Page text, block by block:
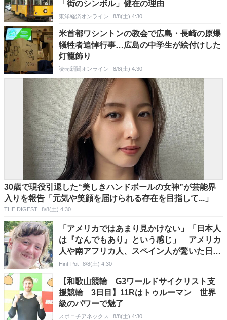
「街のシンボル」健在の理由
東洋経済オンライン 8/8(土) 4:30
米首都ワシントンの教会で広島・長崎の原爆
犠牲者追悼行事…広島の中学生が絵付けした
灯籠飾り
読売新聞オンライン 8/8(土) 4:30
30歳で現役引退した“美しきハンドボールの女神”が芸能界
入りを報告「元気や笑顔を届けられる存在を目指して...」
THE DIGEST 8/8(土) 4:30
「アメリカではあまり見かけない」「日本人
は『なんでもあり』という感じ」 アメリカ
人や南アフリカ人、スペイン人が驚いた日本
人のファッションとは
Hint-Pot 8/8(土) 4:30
【和歌山競輪 G3ワールドサイクリスト支
援競輪 3日目】11Rはトゥルーマン 世界
級のパワーで魅了
スポニチアネックス 8/8(土) 4:30